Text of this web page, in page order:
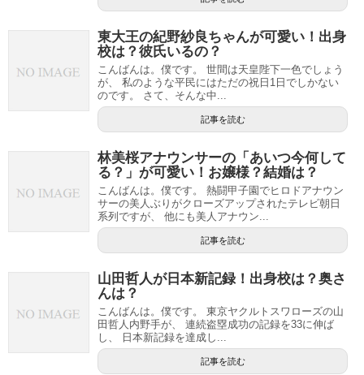
東大王の紀野紗良ちゃんが可愛い！出身
校は？彼氏いるの？
こんばんは。僕です。 世間は天皇陛下一色でしょう
が、 私のような平民にはただの祝日1日でしかない
のです。 さて、そんな中...
記事を読む
林美桜アナウンサーの「あいつ今何して
る？」が可愛い！お嬢様？結婚は？
こんばんは。僕です。 熱闘甲子園でヒロドアナウン
サーの美人ぶりがクローズアップされたテレビ朝日
系列ですが、 他にも美人アナウン...
記事を読む
山田哲人が日本新記録！出身校は？奥さ
んは？
こんばんは。僕です。 東京ヤクルトスワローズの山
田哲人内野手が、 連続盗塁成功の記録を33に伸ば
し、 日本新記録を達成し...
記事を読む